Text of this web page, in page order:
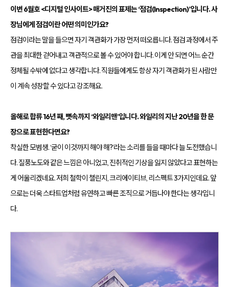
이번 6월호 <디지털 인사이트> 매거진의 표제는 ‘점검(Inspection)’입니다. 사
장님에게 점검이란 어떤 의미인가요?
점검이라는 말을 들으면 자기 객관화가 가장 먼저 떠오릅니다. 점검 과정에서 주
관을 최대한 걷어내고 객관적으로 볼 수 있어야 합니다. 이게 안 되면 어느 순간
정체될 수밖에 없다고 생각합니다. 직원들에게도 항상 자기 객관화가 된 사람만
이 계속 성장할 수 있다고 강조해요.
올해로 합류 16년 째, 뼛속까지 ‘와일리맨’입니다. 와일리의 지난 20년을 한 문
장으로 표현한다면요?
착실한 모범생. ‘굳이 이것까지 해야 해?’라는 소리를 들을 때마다 늘 도전했습니
다. 질풍노도와 같은 느낌은 아니었고, 진취적인 기상을 잃지 않았다고 표현하는
게 어울리겠네요. 저희 철학이 챌린지, 크리에이티브, 리스펙트 3가지인데요. 앞
으로는 더욱 스타트업처럼 유연하고 빠른 조직으로 거듭나야 한다는 생각입니
다.